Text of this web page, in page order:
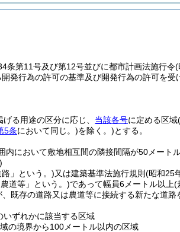
条第11号及び第12号並びに都市計画法施行令(
発行為の許可の基準及び開発行為の許可を受
げる用途の区分に応じ、 当該各号に定める区域
5条において同じ。)を除く。)とする。
において敷地相互間の隣接間隔が50メート
」という。)又は建築基準法施行規則 (昭和25
道等」という。)であって幅員6メートル以上(
既存の道路又は農道等に接続する新たな道
ずれかに該当する区域
の境界から100メートル以内の区域